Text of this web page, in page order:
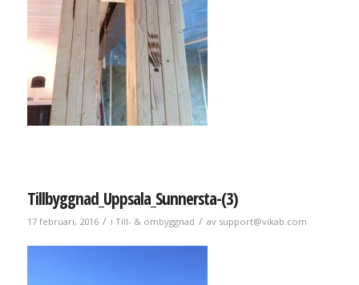
Tillbyggnad_Uppsala_Sunnersta-(3)
17 februari, 2016 / i Till- & ombyggnad / av support@vikab.com